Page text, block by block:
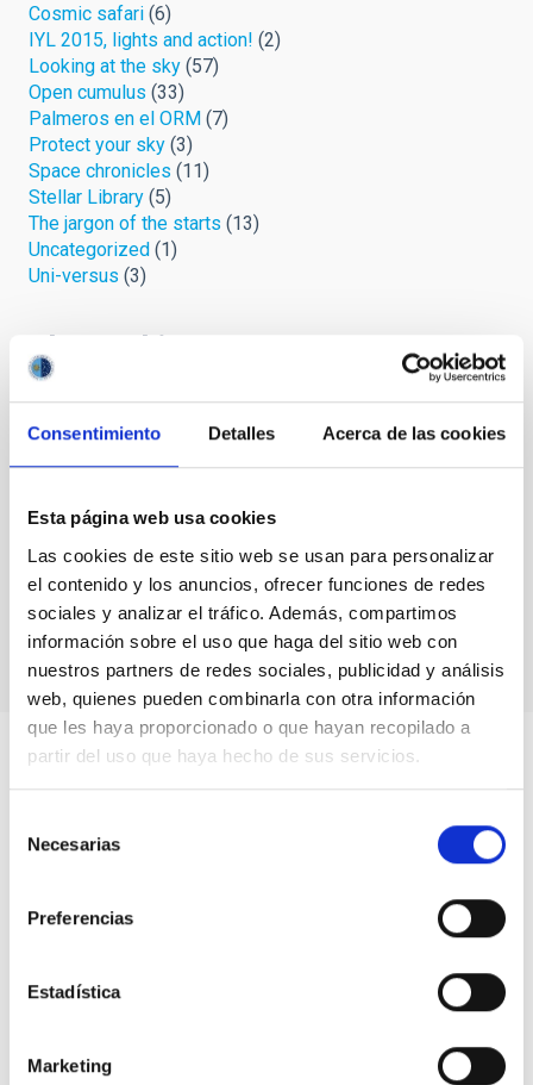
Consentimiento Detalles Acerca de las cookies
Esta página web usa cookies
Las cookies de este sitio web se usan para personalizar
el contenido y los anuncios, ofrecer funciones de redes
sociales y analizar el tráfico. Además, compartimos
información sobre el uso que haga del sitio web con
nuestros partners de redes sociales, publicidad y análisis
web, quienes pueden combinarla con otra información
que les haya proporcionado o que hayan recopilado a
partir del uso que haya hecho de sus servicios.
Necesarias
Preferencias
Estadística
Marketing
Cosmic safari (6)
IYL 2015, lights and action! (2)
Looking at the sky (57)
Open cumulus (33)
Palmeros en el ORM (7)
Protect your sky (3)
Space chronicles (11)
Stellar Library (5)
The jargon of the starts (13)
Uncategorized (1)
Uni-versus (3)
Blog Archive
August 2026(3)
July 2026
(7)
June 2026(2)
April 2026(1)
February 2026(3)
December 2025(2)
November 2025(1)
October 2025(3)
August 2025
(1)